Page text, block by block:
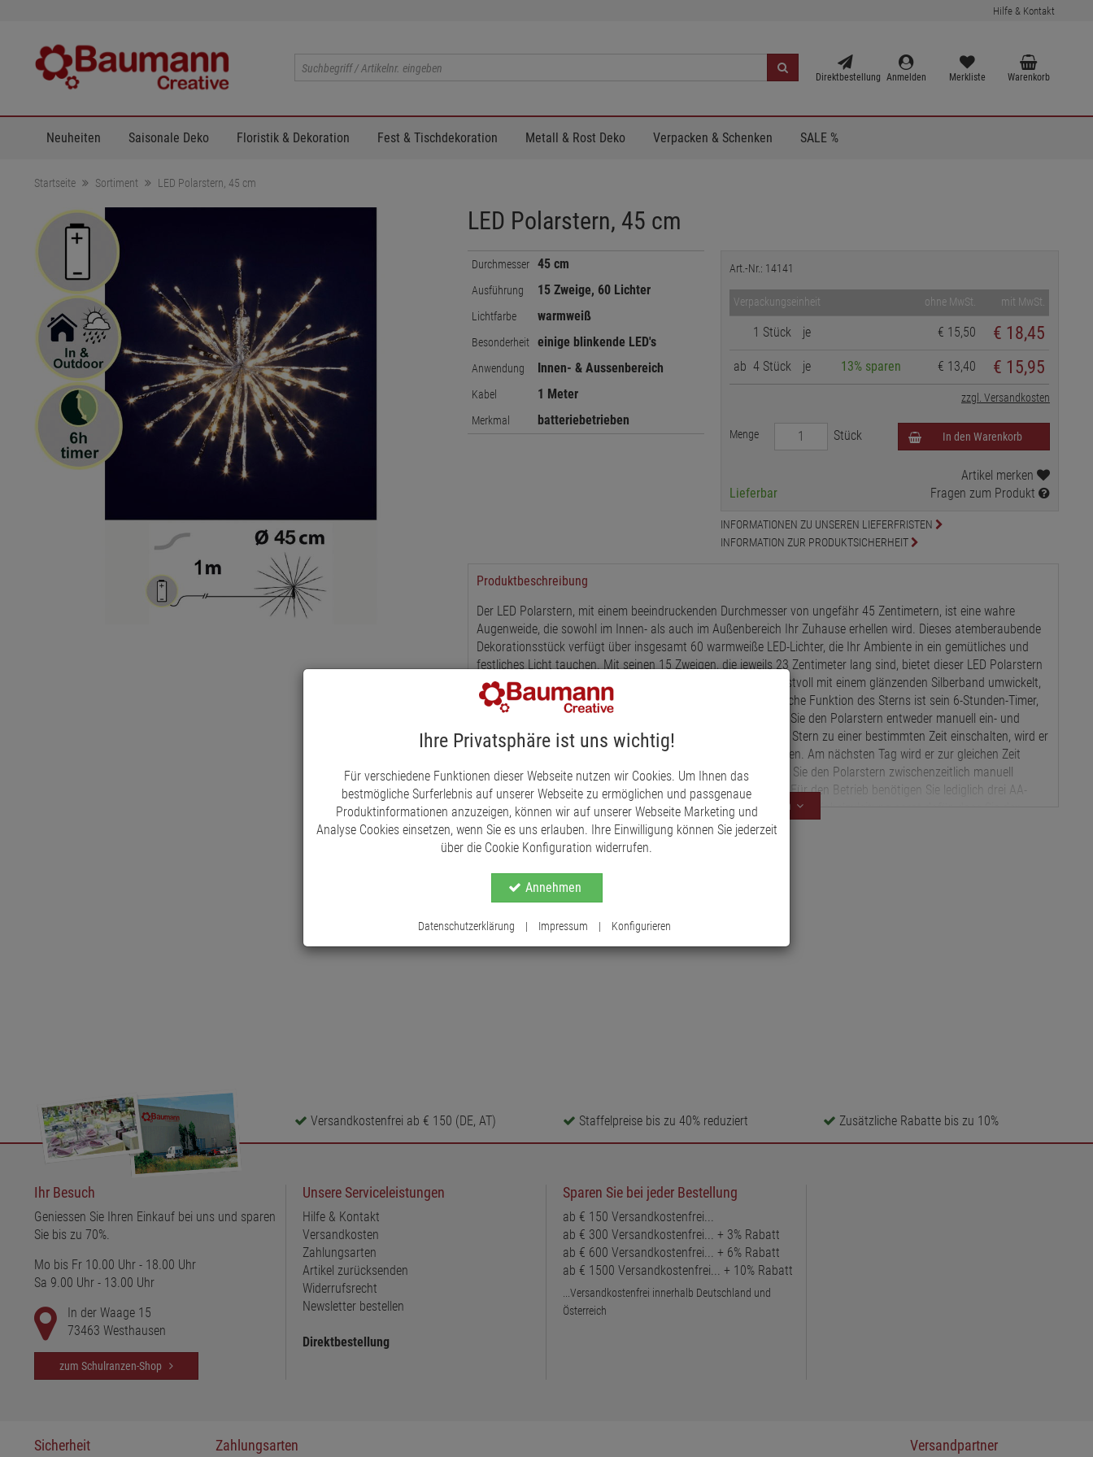
Hilfe & Kontakt
Direktbestellung Anmelden Merkliste Warenkorb
Neuheiten Saisonale Deko Floristik & Dekoration Fest & Tischdekoration Metall & Rost Deko Verpacken & Schenken SALE %
Startseite Sortiment LED Polarstern, 45 cm
LED Polarstern, 45 cm
Durchmesser 45 cm
Ausführung 15 Zweige, 60 Lichter
Lichtfarbe warmweiß
Besonderheit einige blinkende LED's
Anwendung Innen- & Aussenbereich
Kabel 1 Meter
Merkmal batteriebetrieben
Art.-Nr.: 14141
Verpackungseinheit ohne MwSt. mit MwSt.
1 Stück je € 15,50 € 18,45
ab 4 Stück je 13% sparen € 13,40 € 15,95
zzgl. Versandkosten
Menge Stück In den Warenkorb
Lieferbar
Artikel merken
Fragen zum Produkt
INFORMATIONEN ZU UNSEREN LIEFERFRISTEN
INFORMATION ZUR PRODUKTSICHERHEIT
Produktbeschreibung
Der LED Polarstern, mit einem beeindruckenden Durchmesser von ungefähr 45 Zentimetern, ist eine wahre
Augenweide, die sowohl im Innen- als auch im Außenbereich Ihr Zuhause erhellen wird. Dieses atemberaubende
Dekorationsstück verfügt über insgesamt 60 warmweiße LED-Lichter, die Ihr Ambiente in ein gemütliches und
festliches Licht tauchen. Mit seinen 15 Zweigen, die jeweils 23 Zentimeter lang sind, bietet dieser LED Polarstern
ein ansprechendes und filigranes Design. Jeder Zweig ist kunstvoll mit einem glänzenden Silberband umwickelt,
das dem Stern einen Hauch von Eleganz verleiht. Eine praktische Funktion des Sterns ist sein 6-Stunden-Timer,
der für zusätzlichen Komfort sorgt. Mit diesem Timer können Sie den Polarstern entweder manuell ein- und
ausschalten oder die Timer-Funktion aktivieren. Wenn Sie den Stern zu einer bestimmten Zeit einschalten, wird er
für 6 Stunden leuchten und sich dann automatisch ausschalten. Am nächsten Tag wird er zur gleichen Zeit
erneut durch die integrierte Zeitschaltuhr eingeschaltet. Wenn Sie den Polarstern zwischenzeitlich manuell
einschalten, passt sich die Timer-Einstellung automatisch an. Für den Betrieb benötigen Sie lediglich drei AA-
Batterien (nicht im Lieferumfang enthalten), und die 5 Meter lange Kabelzuleitung sorgt dafür, dass Sie den
Stern bequem platzieren können, wo immer Sie möchten. Dieser LED Polarstern wird sicherlich Ihr Zuhause mit
einer festlichen Atmosphäre erfüllen und bewundernde Blicke auf sich ziehen.
Mehr anzeigen
Versandkostenfrei ab € 150 (DE, AT) Staffelpreise bis zu 40% reduziert Zusätzliche Rabatte bis zu 10%
Ihr Besuch
Geniessen Sie Ihren Einkauf bei uns und sparen
Sie bis zu 70%.
Mo bis Fr 10.00 Uhr - 18.00 Uhr
Sa 9.00 Uhr - 13.00 Uhr
In der Waage 15
73463 Westhausen
zum Schulranzen-Shop
Unsere Serviceleistungen
Hilfe & Kontakt
Versandkosten
Zahlungsarten
Artikel zurücksenden
Widerrufsrecht
Newsletter bestellen
Direktbestellung
Sparen Sie bei jeder Bestellung
ab € 150 Versandkostenfrei...
ab € 300 Versandkostenfrei... + 3% Rabatt
ab € 600 Versandkostenfrei... + 6% Rabatt
ab € 1500 Versandkostenfrei... + 10% Rabatt
...Versandkostenfrei innerhalb Deutschland und
Österreich
Sicherheit Zahlungsarten Versandpartner
Ihre Privatsphäre ist uns wichtig!
Für verschiedene Funktionen dieser Webseite nutzen wir Cookies. Um Ihnen das
bestmögliche Surferlebnis auf unserer Webseite zu ermöglichen und passgenaue
Produktinformationen anzuzeigen, können wir auf unserer Webseite Marketing und
Analyse Cookies einsetzen, wenn Sie es uns erlauben. Ihre Einwilligung können Sie jederzeit
über die Cookie Konfiguration widerrufen.
Annehmen
Datenschutzerklärung | Impressum | Konfigurieren